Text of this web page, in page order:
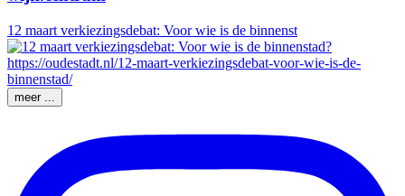
12 maart verkiezingsdebat: Voor wie is de binnenst
meer ...